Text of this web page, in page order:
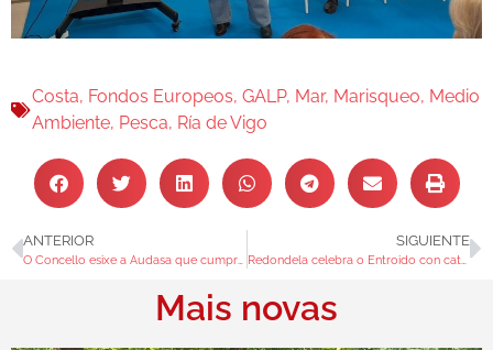
Costa, Fondos Europeos, GALP, Mar, Marisqueo, Medio
Ambiente, Pesca, Ría de Vigo
ANTERIOR
O Concello esixe a Audasa que cumpra co proxecto de reposicións en Chapela
SIGUIENTE
Redondela celebra o Entroido con catro días de “festa rachada”
Mais novas